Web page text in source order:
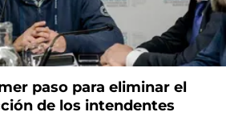
paso para eliminar el
de los intendentes